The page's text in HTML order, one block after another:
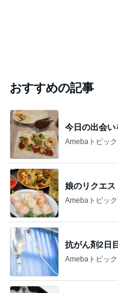
おすすめの記事
今日の出会
Amebaトピック
娘のリクエ
Amebaトピック
抗がん剤2日
Amebaトピック